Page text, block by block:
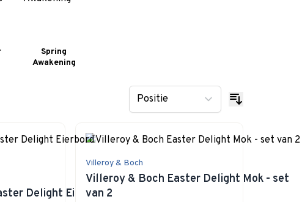
Spring
Awakening
Delight Eierbord
Villeroy & Boch
Villeroy & Boch Easter Delight Mok - set
van 2